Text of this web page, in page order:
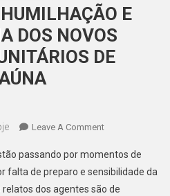
E
DOS NOVOS
DE
Leave A CommentOn
HUMILHAÇÃO
E
MEDO:
passando por momentos de
falta de preparo e sensibilidade da
dos agentes são de